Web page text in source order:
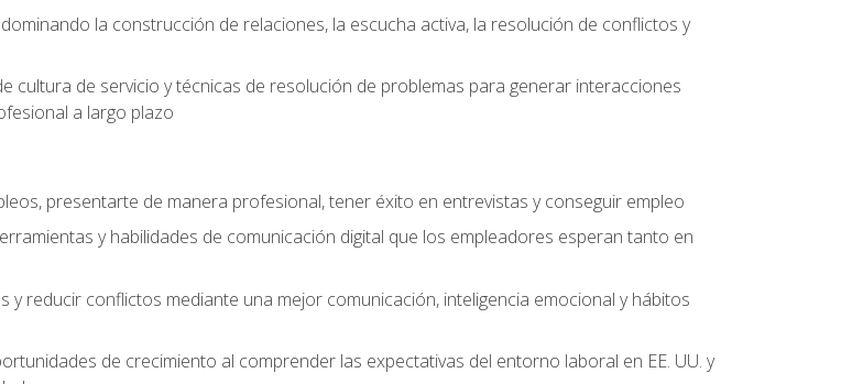
la construcción de relaciones, la escucha activa, la resolución de conflictos y
cultura de servicio y técnicas de resolución de problemas para generar interacciones
a largo plazo
presentarte de manera profesional, tener éxito en entrevistas y conseguir empleo
y habilidades de comunicación digital que los empleadores esperan tanto en
y reducir conflictos mediante una mejor comunicación, inteligencia emocional y hábitos
de crecimiento al comprender las expectativas del entorno laboral en EE. UU. y